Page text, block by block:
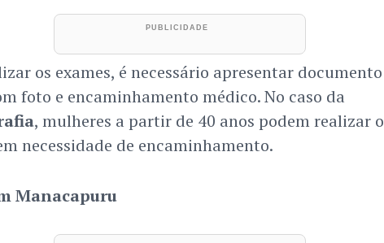
os exames, é necessário apresentar documento
foto e encaminhamento médico. No caso da
, mulheres a partir de 40 anos podem realizar o
necessidade de encaminhamento.
Manacapuru